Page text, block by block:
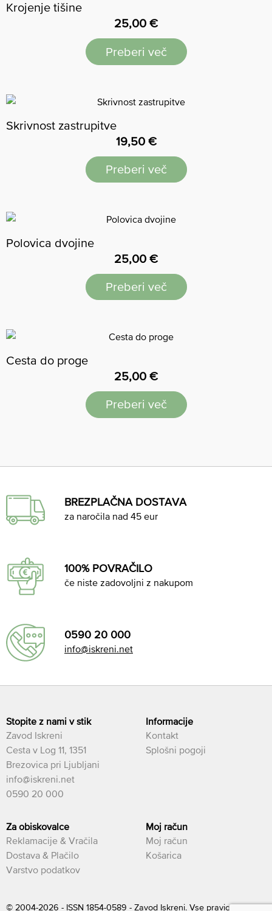
Krojenje tišine
25,00 €
Preberi več
Skrivnost zastrupitve
19,50 €
Preberi več
Polovica dvojine
25,00 €
Preberi več
Cesta do proge
25,00 €
Preberi več
BREZPLAČNA DOSTAVA
za naročila nad 45 eur
100% POVRAČILO
če niste zadovoljni z nakupom
0590 20 000
info@iskreni.net
Stopite z nami v stik
Zavod Iskreni
Cesta v Log 11, 1351
Brezovica pri Ljubljani
info@iskreni.net
0590 20 000
Informacije
Kontakt
Splošni pogoji
Za obiskovalce
Reklamacije & Vračila
Dostava & Plačilo
Varstvo podatkov
Moj račun
Moj račun
Košarica
© 2004-2026 - ISSN 1854-0589 - Zavod Iskreni. Vse pravice